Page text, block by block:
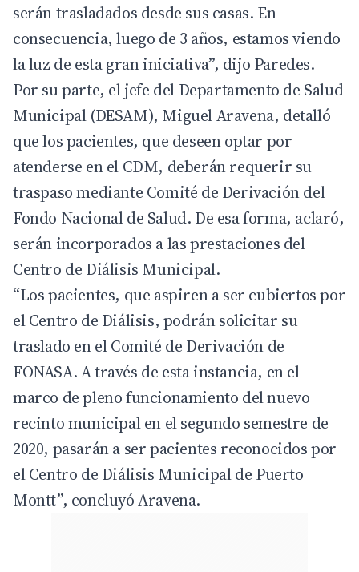
serán trasladados desde sus casas. En
consecuencia, luego de 3 años, estamos viendo
la luz de esta gran iniciativa”, dijo Paredes.
Por su parte, el jefe del Departamento de Salud
Municipal (DESAM), Miguel Aravena, detalló
que los pacientes, que deseen optar por
atenderse en el CDM, deberán requerir su
traspaso mediante Comité de Derivación del
Fondo Nacional de Salud. De esa forma, aclaró,
serán incorporados a las prestaciones del
Centro de Diálisis Municipal.
“Los pacientes, que aspiren a ser cubiertos por
el Centro de Diálisis, podrán solicitar su
traslado en el Comité de Derivación de
FONASA. A través de esta instancia, en el
marco de pleno funcionamiento del nuevo
recinto municipal en el segundo semestre de
2020, pasarán a ser pacientes reconocidos por
el Centro de Diálisis Municipal de Puerto
Montt”, concluyó Aravena.